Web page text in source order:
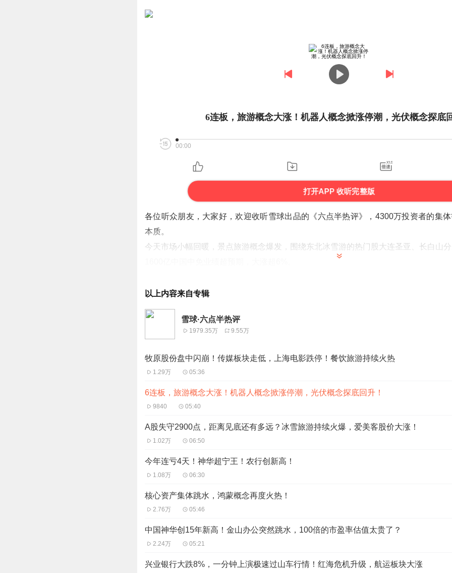
6连板，旅游概念大涨！机器人概念掀涨停潮，光伏概念探底
00:00
打开APP 收听完整版
各位听众朋友，大家好，欢迎收听雪球出品的《六点半热评》，4300万投资者的集
本质。
今天市场小幅回暖，景点旅游概念爆发，围绕东北冰雪游的热门股大连圣亚、长白山
阳光电源等权重股涨超2%。
来看今天第一个热点，
东北冰雪游屡上热搜，也带动了A股市场相关概念股的活跃。今天盘中景点旅游、酒
位居两市第一。热门股大连圣亚、长白山早早封上涨停板，分别实现5连板和6连板。
峨眉山、黄山旅游、等纷纷大涨。
针对旅游旺季的影响，中兴商业表示，近期东北旅游业火爆，来沈阳游客增多，也为
中银证券表示，2024年新年伊始，元旦旅游市场景气度高，且出入境游市场迎来重
行链企业及受益于冬季旅游概念的相关产业链公司。
另外，值得一提的是和旅游消费息息相关的免税龙头中国中免盘中一度逼近涨停，截
值1659亿。
消息面上，中国中免业绩快报超预期。1月8日晚间，中国中免发布业绩快报，
丰智能、公元股份、锋龙股份等逾10股涨停或涨超10%。
机器人产业近期有较多催化。日前，谷歌DeepMind团队和斯坦福大学华人团队合作
通用机器人Mobile Aloha刷屏全网。在经过加速的视频中，Mobile Aloha机器人迅
以上内容来自专辑
雪球·六点半热评
1979.35万 9.55万
牧原股份盘中闪崩！传媒板块走低，上海电影跌停！餐饮旅游持续火热
1.29万 05:36
6连板，旅游概念大涨！机器人概念掀涨停潮，光伏概念探底回升！
9840 05:40
A股失守2900点，距离见底还有多远？冰雪旅游持续火爆，爱美客股价大涨！
1.02万 06:50
今年连亏4天！神华超宁王！农行创新高！
1.08万 06:30
核心资产集体跳水，鸿蒙概念再度火热！
2.76万 05:46
中国神华创15年新高！金山办公突然跳水，100倍的市盈率估值太贵了？
2.24万 05:21
兴业银行大跌8%，一分钟上演极速过山车行情！红海危机升级，航运板块大涨